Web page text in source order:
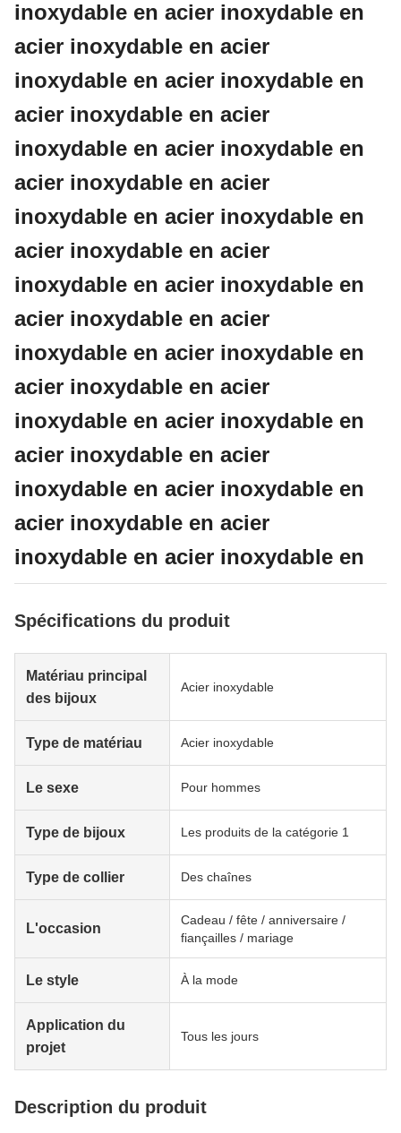
inoxydable en acier inoxydable en
acier inoxydable en acier
inoxydable en acier inoxydable en
acier inoxydable en acier
inoxydable en acier inoxydable en
acier inoxydable en acier
inoxydable en acier inoxydable en
acier inoxydable en acier
inoxydable en acier inoxydable en
acier inoxydable en acier
inoxydable en acier inoxydable en
acier inoxydable en acier
inoxydable en acier inoxydable en
acier inoxydable en acier
inoxydable en acier inoxydable en
acier inoxydable en acier
inoxydable en acier inoxydable en
Spécifications du produit
Matériau principal
des bijoux
Acier inoxydable
Type de matériau Acier inoxydable
Le sexe Pour hommes
Type de bijoux Les produits de la catégorie 1
Type de collier Des chaînes
L'occasion
Cadeau / fête / anniversaire /
fiançailles / mariage
Le style À la mode
Application du
projet
Tous les jours
Description du produit